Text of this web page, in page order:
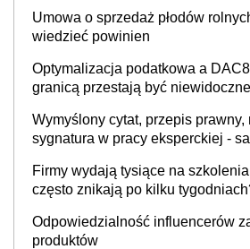
Umowa o sprzedaż płodów
wiedzieć powinien
Optymalizacja podatkowa a
granicą przestają być
Wymyślony cytat, przepis prawny,
sygnatura w pracy eksperckiej -
Firmy wydają tysiące na
często znikają po kilku
Odpowiedzialność influencerów
produktów